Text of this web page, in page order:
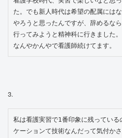
た。でも新人時代は希望の配属には
やろうと思ったんですが、辞めるな
行ってみようと精神科に行きました。
なんやかんやで看護師続けてます。
3.
私は看護実習で1番印象に残ってい
ケーションて技術なんだって気付か